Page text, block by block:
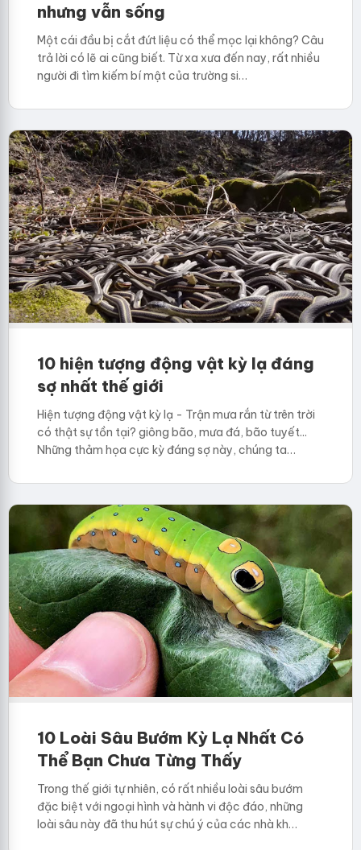
nhưng vẫn sống
Một cái đầu bị cắt đứt liệu có thể mọc lại không? Câu
trả lời có lẽ ai cũng biết. Từ xa xưa đến nay, rất nhiều
người đi tìm kiếm bí mật của trường si…
10 hiện tượng động vật kỳ lạ đáng
sợ nhất thế giới
Hiện tượng động vật kỳ lạ - Trận mưa rắn từ trên trời
có thật sự tồn tại? giông bão, mưa đá, bão tuyết...
Những thảm họa cực kỳ đáng sợ này, chúng ta…
10 Loài Sâu Bướm Kỳ Lạ Nhất Có
Thể Bạn Chưa Từng Thấy
Trong thế giới tự nhiên, có rất nhiều loài sâu bướm
đặc biệt với ngoại hình và hành vi độc đáo, những
loài sâu này đã thu hút sự chú ý của các nhà kh…